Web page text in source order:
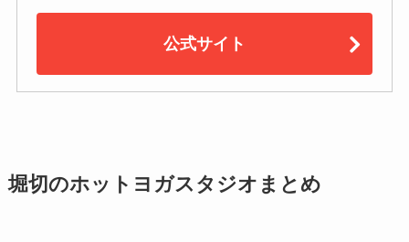
公式サイト
堀切のホットヨガスタジオまとめ